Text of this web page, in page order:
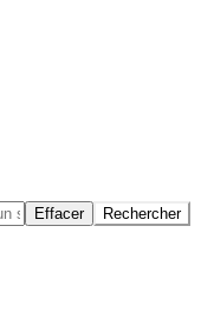
Effacer Rechercher